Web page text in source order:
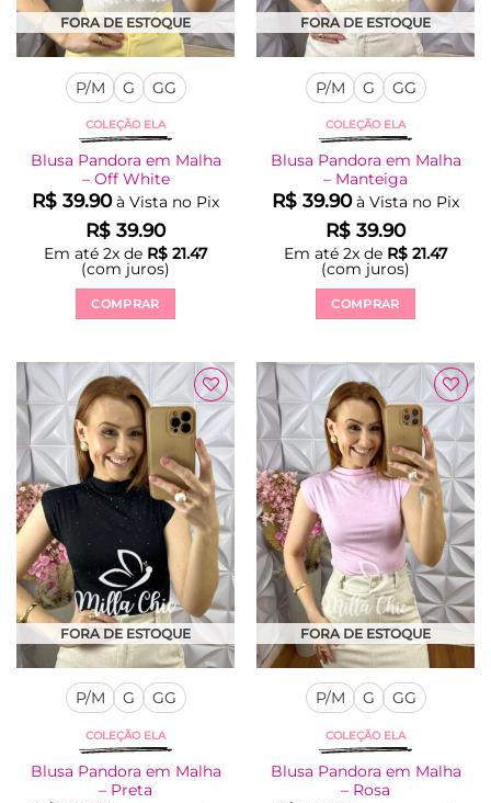
FORA DE ESTOQUE
P/M G GG
COLEÇÃO ELA
Blusa Pandora em Malha
– Off White
R$ 39.90 à Vista no Pix
R$ 39.90
Em até 2x de R$ 21.47
(com juros)
COMPRAR
tem
várias
variantes.
As
opções
podem
ser
escolhidas
na
página
do
produto
FORA DE ESTOQUE
P/M G GG
COLEÇÃO ELA
Blusa Pandora em Malha
– Manteiga
R$ 39.90 à Vista no Pix
R$ 39.90
Em até 2x de R$ 21.47
(com juros)
COMPRAR
tem
várias
variantes.
As
opções
podem
escolhidas
na
página
do
produto
Adicionar
à Lista
FORA DE ESTOQUE
P/M G GG
COLEÇÃO ELA
Blusa Pandora em Malha
– Preta
Adicionar
à Lista
FORA DE ESTOQUE
P/M G GG
COLEÇÃO ELA
Blusa Pandora em Malha
– Rosa